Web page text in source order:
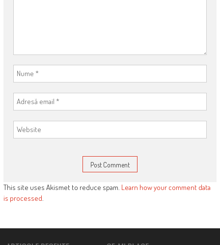
This site uses Akismet to reduce spam. Learn how your comment data
is processed